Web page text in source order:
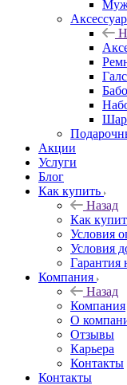
Акции
Услуги
Блог
Как купить
Назад
Как
Условия
Условия
Гарантия
Компания
Назад
Компания
О
Отзывы
Карьера
Контакты
Контакты